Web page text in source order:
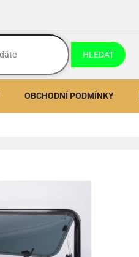
HLEDAT
OBCHODNÍ PODMÍNKY